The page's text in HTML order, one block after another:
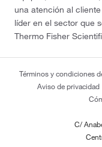
una atención al
líder en el sector que
Thermo Fisher
Términos y condiciones
Aviso de privacidad
C/